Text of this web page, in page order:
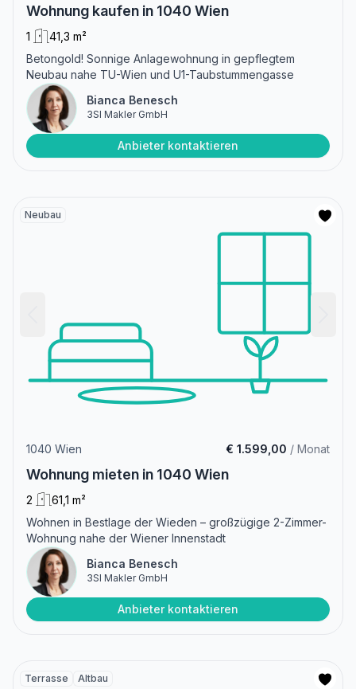
Wohnung kaufen in 1040 Wien
1
41,3 m²
Betongold! Sonnige Anlagewohnung in gepflegtem
Neubau nahe TU-Wien und U1-Taubstummengasse
Bianca Benesch
3SI Makler GmbH
Anbieter kontaktieren
Neubau
1040 Wien € 1.599,00 / Monat
Wohnung mieten in 1040 Wien
2
61,1 m²
Wohnen in Bestlage der Wieden – großzügige 2-Zimmer-
Wohnung nahe der Wiener Innenstadt
Bianca Benesch
3SI Makler GmbH
Anbieter kontaktieren
Terrasse Altbau